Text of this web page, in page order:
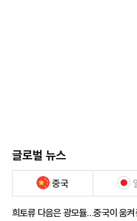
글로벌 뉴스
중국
희토류 다음은 광모듈…중국이 움